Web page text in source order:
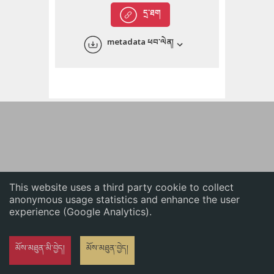
This website uses a third party cookie to collect
anonymous usage statistics and enhance the user
experience (Google Analytics).
མོས་མཐུན་མི་བྱེད། མོས་མཐུན་བྱེད།
English
དྲ་ཐག
metadata ཕབ་ལེན།